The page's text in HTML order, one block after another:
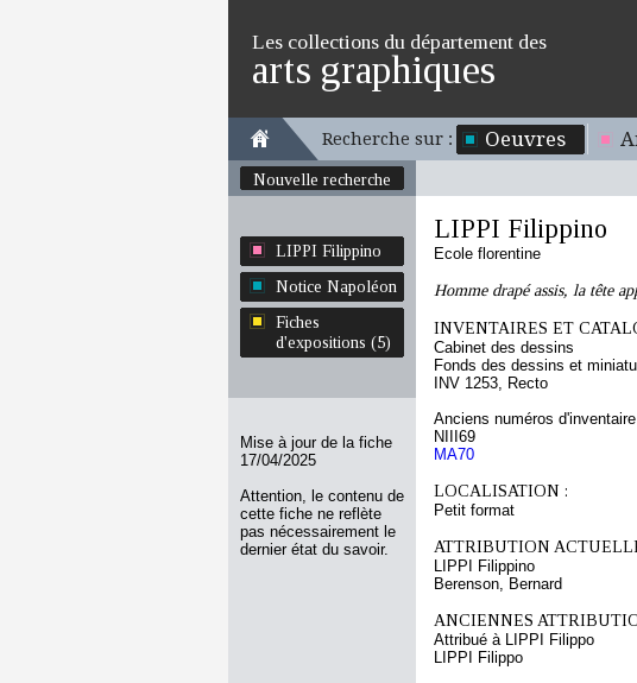
Les collections du département des
arts graphiques
Recherche sur : Oeuvres
Nouvelle recherche
LIPPI Filippino
Notice Napoléon
Fiches
d'expositions (5)
Mise à jour de la fiche
17/04/2025
Attention, le contenu de
cette fiche ne reflète
pas nécessairement le
dernier état du savoir.
LIPPI Filippino
Ecole florentine
Homme drapé assis, la tête
INVENTAIRES ET
Cabinet des dessins
Fonds des dessins et
INV 1253, Recto
Anciens numéros
NIII69
MA70
LOCALISATION :
Petit format
ATTRIBUTION
LIPPI Filippino
Berenson, Bernard
ANCIENNES
Attribué à LIPPI Filippo
LIPPI Filippo